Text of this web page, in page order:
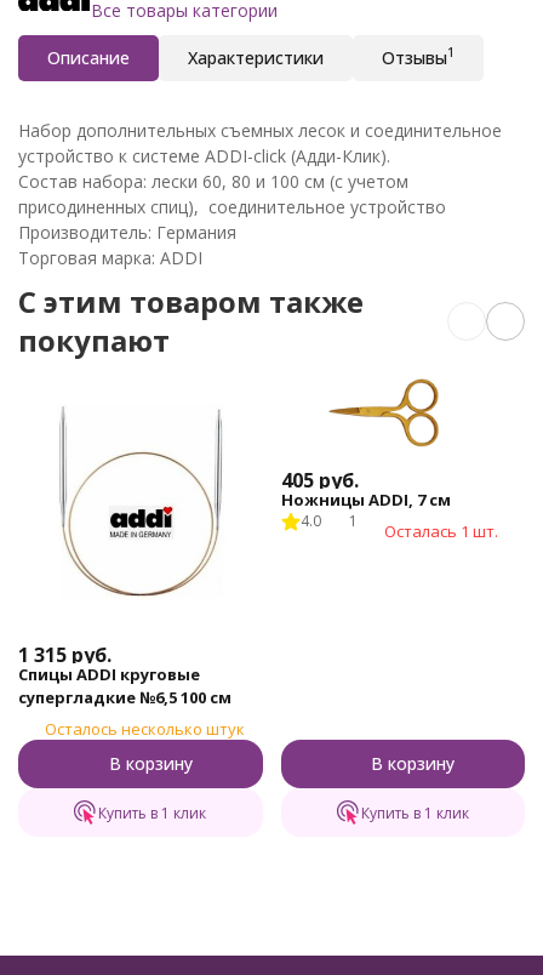
Все товары категории
Описание Характеристики Отзывы1
Набор дополнительных съемных лесок и соединительное
устройство к системе ADDI-click (Адди-Клик).
Состав набора: лески 60, 80 и 100 см (с учетом
присодиненных спиц), соединительное устройство
Производитель: Германия
Торговая марка: ADDI
C этим товаром также
покупают
1 315 руб.
Спицы ADDI круговые
супергладкие №6,5 100 см
Осталось несколько штук
В корзину
Купить в 1 клик
405 руб.
Ножницы ADDI, 7 см
4.0 1 Осталась 1 шт.
В корзину
Купить в 1 клик